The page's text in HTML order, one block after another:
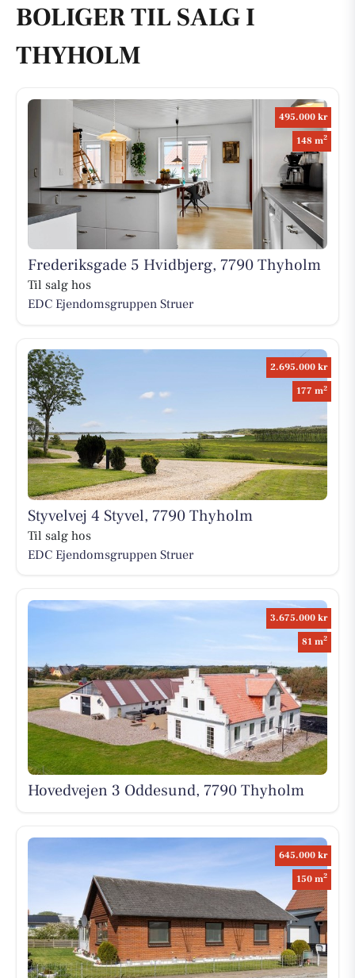
BOLIGER TIL SALG I
THYHOLM
495.000 kr
148 m2
Frederiksgade 5 Hvidbjerg, 7790 Thyholm
Til salg hos
EDC Ejen­doms­grup­pen Struer
2.695.000 kr
177 m2
Styvelvej 4 Styvel, 7790 Thyholm
Til salg hos
EDC Ejen­doms­grup­pen Struer
3.675.000 kr
81 m2
Hovedvejen 3 Oddesund, 7790 Thyholm
645.000 kr
150 m2